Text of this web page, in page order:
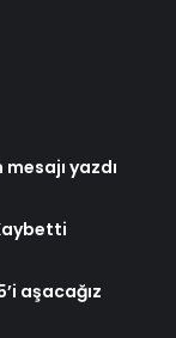
yazdı
aşacağız